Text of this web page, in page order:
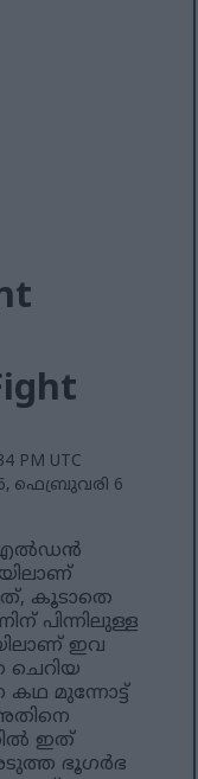
PM UTC
ഫെബ്രുവരി 6
എൽഡൻ
കൂടാതെ
പിന്നിലുള്ള
ഇവ
ചെറിയ
മുന്നോട്ട്
ഇത്
ഭൂഗർഭ